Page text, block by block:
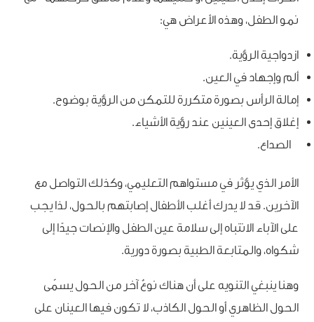
نمو الطفل، وهذه الأعراض هي:
ازدواجية الرؤية.
ألم وإجهاد في العين.
إمالة الرأس بصورة متكررة للتمكن من الرؤية بوضوح.
إغلاق إحدى العينين عند رؤية الأشياء.
الصداع.
الأمر الذي يؤثر في مستواهم التعليمي، وكذلك التواصل مع
الآخرين. قد لا يدرك أغلب الأطفال إصابتهم بالحول، لذا يجب
على الآباء الانتباه إلى سلامة عين الطفل والإنصات جيدًا إلى
شكواه، والمتابعة الطبية بصورة دورية.
وهنا ينبغي التنويه على أن هناك نوعٌ آخر من الحول يسمّى
الحول الظاهري أو الحول الكاذب، لا تكون فيها العينان على